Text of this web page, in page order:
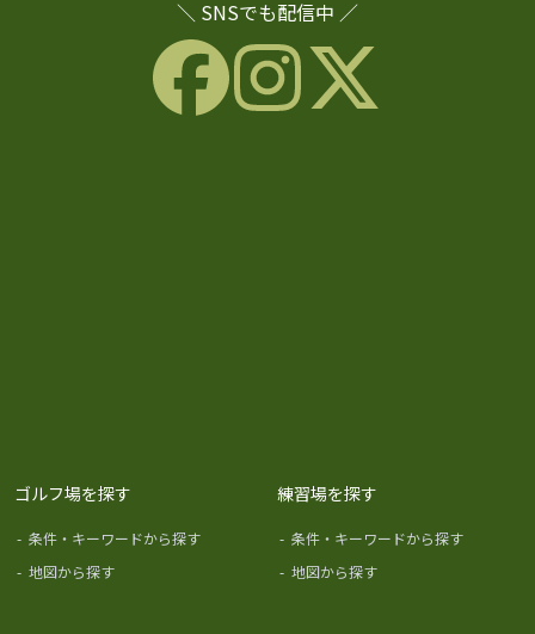
＼ SNSでも配信中 ／
ゴルフ場を探す
- 条件・キーワードから探す
- 地図から探す
練習場を探す
- 条件・キーワードから探す
- 地図から探す